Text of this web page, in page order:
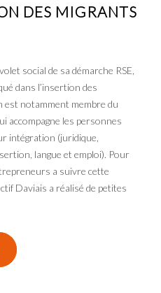
DES MIGRANTS
social de sa démarche RSE,
dans l’insertion des
est notamment membre du
accompagne les personnes
intégration (juridique,
langue et emploi). Pour
a suivre cette
Daviais a réalisé de petites